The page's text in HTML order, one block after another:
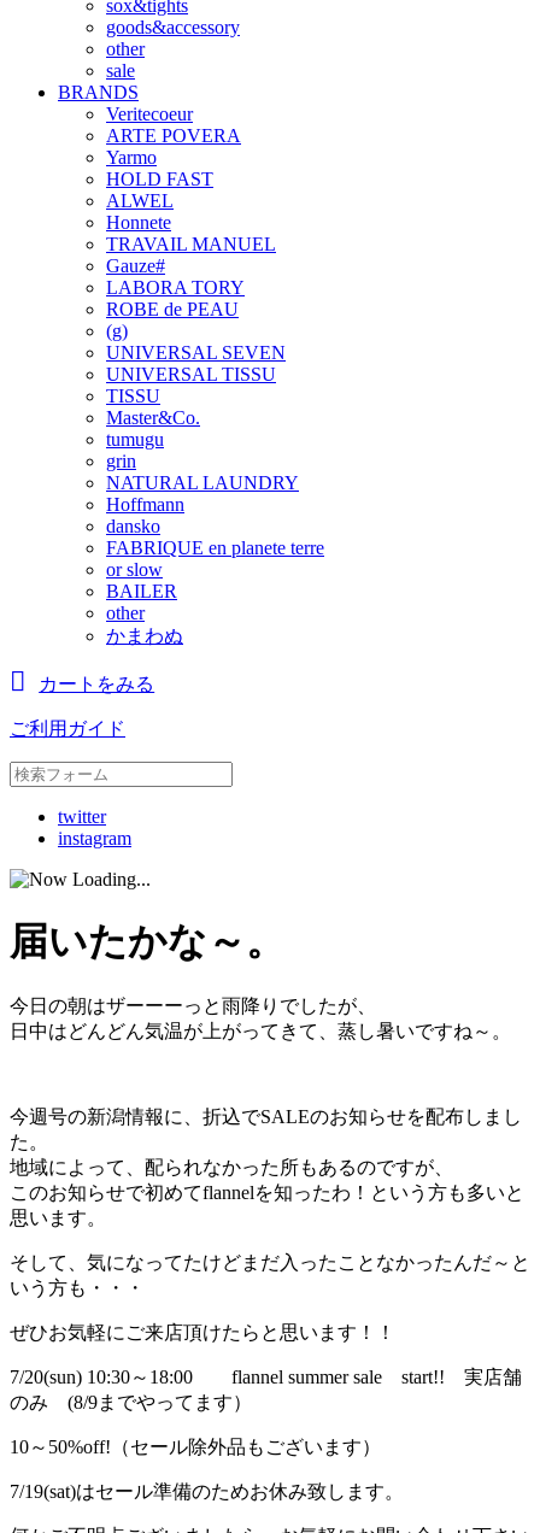
sox&tights
goods&accessory
other
sale
BRANDS
Veritecoeur
ARTE POVERA
Yarmo
HOLD FAST
ALWEL
Honnete
TRAVAIL MANUEL
Gauze#
LABORA TORY
ROBE de PEAU
(g)
UNIVERSAL SEVEN
UNIVERSAL TISSU
TISSU
Master&Co.
tumugu
grin
NATURAL LAUNDRY
Hoffmann
dansko
FABRIQUE en planete terre
or slow
BAILER
other
かまわぬ
カートをみる
ご利用ガイド
twitter
instagram
届いたかな～。
今日の朝はザーーーっと雨降りでしたが、
日中はどんどん気温が上がってきて、蒸し暑いですね～。
今週号の新潟情報に、折込でSALEのお知らせを配布しまし
た。
地域によって、配られなかった所もあるのですが、
このお知らせで初めてflannelを知ったわ！という方も多いと
思います。
そして、気になってたけどまだ入ったことなかったんだ～と
いう方も・・・
ぜひお気軽にご来店頂けたらと思います！！
7/20(sun) 10:30～18:00 flannel summer sale start!! 実店舗
のみ (8/9までやってます）
10～50%off!（セール除外品もございます）
7/19(sat)はセール準備のためお休み致します。